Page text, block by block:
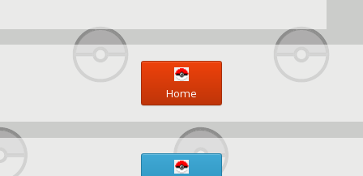
Home